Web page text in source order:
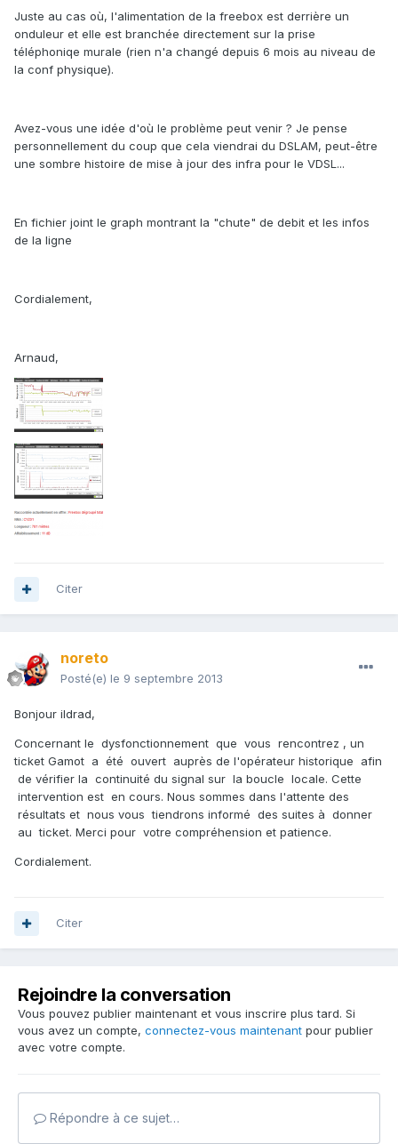
Juste au cas où, l'alimentation de la freebox est derrière un
onduleur et elle est branchée directement sur la prise
téléphoniqe murale (rien n'a changé depuis 6 mois au niveau de
la conf physique).
Avez-vous une idée d'où le problème peut venir ? Je pense
personnellement du coup que cela viendrai du DSLAM, peut-être
une sombre histoire de mise à jour des infra pour le VDSL...
En fichier joint le graph montrant la "chute" de debit et les infos
de la ligne
Cordialement,
Arnaud,
Citer
noreto
Posté(e) le 9 septembre 2013
Bonjour ildrad,
Concernant le dysfonctionnement que vous rencontrez , un
ticket Gamot a été ouvert auprès de l'opérateur historique afin
de vérifier la continuité du signal sur la boucle locale. Cette
intervention est en cours. Nous sommes dans l'attente des
résultats et nous vous tiendrons informé des suites à donner
au ticket. Merci pour votre compréhension et patience.
Cordialement.
Citer
Rejoindre la conversation
Vous pouvez publier maintenant et vous inscrire plus tard. Si
vous avez un compte, connectez-vous maintenant pour publier
avec votre compte.
Répondre à ce sujet…